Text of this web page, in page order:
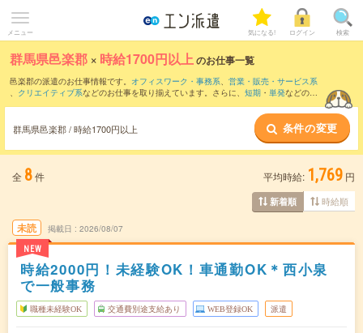
メニュー 気になる! ログイン 検索
群馬県邑楽郡 × 時給1700円以上のお仕事一覧
邑楽郡の派遣のお仕事情報です。 オフィスワーク・事務系、 営業・販売・サービス系
、 クリエイティブ系などのお仕事を取り揃えています。さらに、 短期 ・ 単発などの期
群馬県邑楽郡 / 時給1700円以上 条件の変更
全 8件 平均時給: 1,769 円
新着順 時給順
未読
NEW
掲載日 2026/08/07
時給2000円！未経験OK！車通勤OK＊西小泉
で一般事務
職種未経験OK 交通費別途支給あり WEB登録OK 派遣